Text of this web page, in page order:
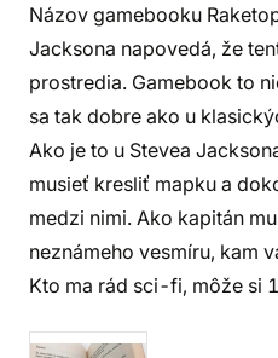
Názov gamebooku
Jacksona napovedá, že
prostredia. Gamebook to
sa tak dobre ako u
Ako je to u Stevea
musieť kresliť mapku a
medzi nimi. Ako kapitán
neznámeho vesmíru, kam
Kto ma rád sci-fi, môže si